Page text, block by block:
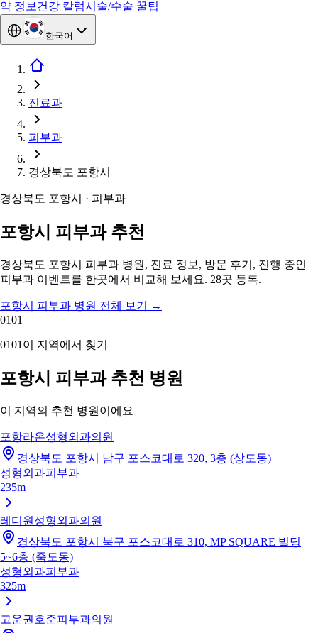
약 정보 건강 칼럼시술/수술 꿀팁
한국어
진료과
피부과
경상북도 포항시
경상북도 포항시 · 피부과
포항시 피부과 추천
경상북도 포항시 피부과 병원, 진료 정보, 방문 후기, 진행 중인
피부과 이벤트를 한곳에서 비교해 보세요. 28곳 등록.
포항시 피부과 병원 전체 보기
→
0101
0101 이 지역에서 찾기
포항시 피부과 추천 병원
이 지역의 추천 병원이에요
포항라온성형외과의원
경상북도 포항시 남구 포스코대로 320, 3층 (상도동)
성형외과피부과
235m
레디원성형외과의원
경상북도 포항시 북구 포스코대로 310, MP SQUARE 빌딩
5~6층 (죽도동)
성형외과피부과
325m
고운권호준피부과의원